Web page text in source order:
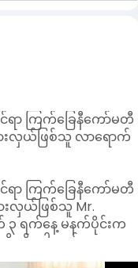
ေ့ရပါတယ်။
တဲ့ ပြည်နယ်ရရှိရေးကို
းအကဲခတ်တွေက
သူလည်း ပြည်ထောင်စုက
ာင်းခဲ့တာ။ ‘ဝ’ တပ်ဖွဲ့
ာ ကြာပြီ။ ဆိုတော့ ဒီ
င်မယ်လို့” ရန်ကုန်
တ်ချက်ပြုပါတယ်။
င်းငွေလိမ်ဂိုဏ်းတွေ
ေးနွေးနိုင်တယ်လို့
စည်းလုံးညီညွတ်ရေးနှင့်
မတီ (NSPNC)
ာ ကြက်ခြေနီကော်မတီ
ားလှယ်ဖြစ်သူ လာရောက်
ာ ကြက်ခြေနီကော်မတီ
းလှယ်ဖြစ်သူ Mr.
၃ ရက်နေ့ မနက်ပိုင်းက
သိရပါတယ်။
နိုင်ငံဆိုင်ရာ ဌာ‌နေ